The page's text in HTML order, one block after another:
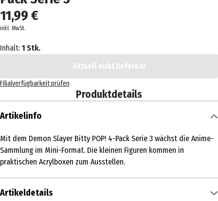
11,99 €
inkl. MwSt.
Inhalt: 1 Stk.
Aktuell nicht lieferbar
Filialverfügbarkeit prüfen
Produktdetails
Artikelinfo
Mit dem Demon Slayer Bitty POP! 4-Pack Serie 3 wächst die Anime-
Sammlung im Mini-Format. Die kleinen Figuren kommen in
praktischen Acrylboxen zum Ausstellen.
Artikeldetails